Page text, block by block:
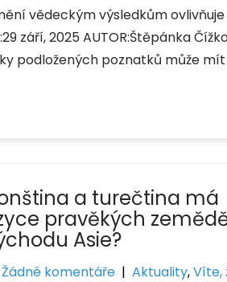
vědeckým výsledkům
září, 2025 AUTOR:Štěpánka
podložených poznatků může mít
a turečtina má
pravěkých
Asie?
Žádné komentáře |Aktuality,Víte,